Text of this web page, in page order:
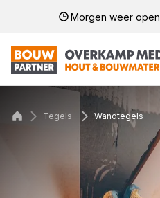
Morgen weer open
Tegels Wandtegels